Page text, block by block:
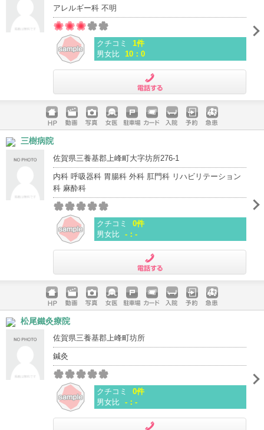
アレルギー科 不明
クチコミ
1件
男女比 10：0
ホームペ
ージ
動画 写真 女医 駐車場
クレジッ
入院 予約 急患
三樹病院
佐賀県三養基郡上峰町大字坊所276-1
内科 呼吸器科 胃腸科 外科 肛門科 リハビリテーション
科 麻酔科
クチコミ
0件
男女比 -：-
ホームペ
ージ
動画 写真 女医 駐車場
クレジッ
入院 予約 急患
松尾鐵灸療院
佐賀県三養基郡上峰町坊所
鍼灸
クチコミ
0件
男女比 -：-